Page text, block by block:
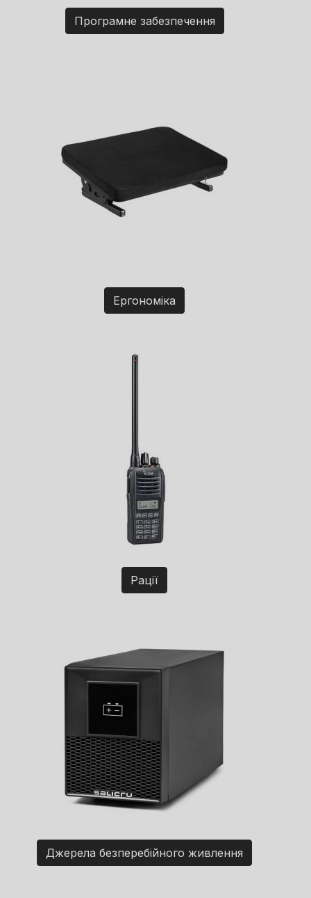
Програмне забезпечення
Ергономіка
Рації
Джерела безперебійного живлення